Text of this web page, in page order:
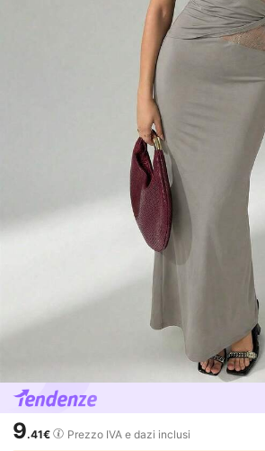
9.41€ Prezzo IVA e dazi inclusi